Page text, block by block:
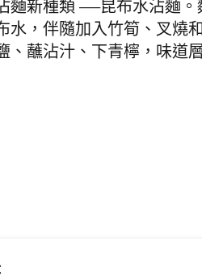
麵新種類 ——昆布水沾麵。
水，伴隨加入竹筍、叉燒
、蘸沾汁、下青檸，味道